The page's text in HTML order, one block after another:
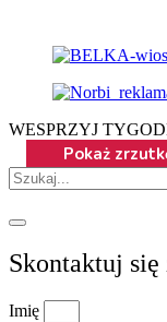
WESPRZYJ
Skontaktuj się
Imię